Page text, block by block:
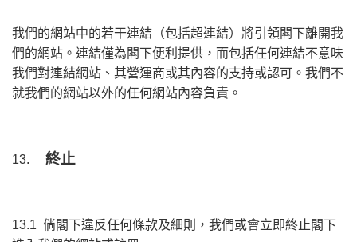
我們的網站中的若干連結（包括超連結）將引領閣下離開我
們的網站。連結僅為閣下便利提供，而包括任何連結不意味
我們對連結網站、其營運商或其內容的支持或認可。我們不
就我們的網站以外的任何網站內容負責。
13. 終止
13.1 倘閣下違反任何條款及細則，我們或會立即終止閣下